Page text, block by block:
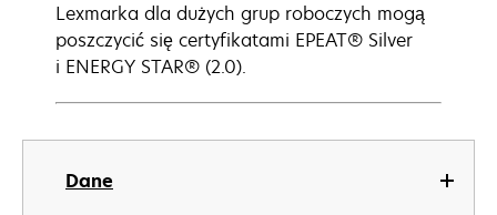
Dane
Lexmarka dla dużych grup roboczych mogą
poszczycić się certyfikatami EPEAT® Silver
i ENERGY STAR® (2.0).